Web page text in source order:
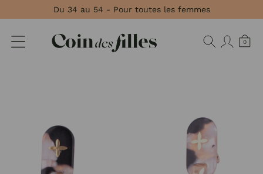
Du 34 au 54 - Pour toutes les femmes
0
Panneau de gestion des cookies